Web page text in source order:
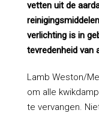
vetten uit de
verlichting is in
tevredenheid van
Lamb Weston/
om alle
te vervangen.